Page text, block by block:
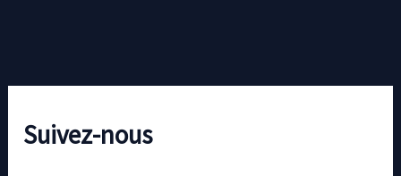
Suivez-nous